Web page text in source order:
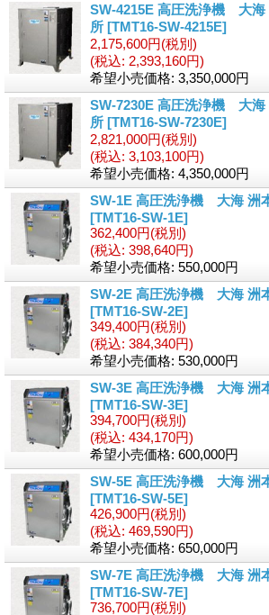
SW-4215E 高圧洗浄機 大海
所 [TMT16-SW-4215E]
2,175,600円(税別)
(税込: 2,393,160円)
希望小売価格: 3,350,000円
SW-7230E 高圧洗浄機 大海
所 [TMT16-SW-7230E]
2,821,000円(税別)
(税込: 3,103,100円)
希望小売価格: 4,350,000円
SW-1E 高圧洗浄機 大海 洲
[TMT16-SW-1E]
362,400円(税別)
(税込: 398,640円)
希望小売価格: 550,000円
SW-2E 高圧洗浄機 大海 洲
[TMT16-SW-2E]
349,400円(税別)
(税込: 384,340円)
希望小売価格: 530,000円
SW-3E 高圧洗浄機 大海 洲
[TMT16-SW-3E]
394,700円(税別)
(税込: 434,170円)
希望小売価格: 600,000円
SW-5E 高圧洗浄機 大海 洲
[TMT16-SW-5E]
426,900円(税別)
(税込: 469,590円)
希望小売価格: 650,000円
SW-7E 高圧洗浄機 大海 洲
[TMT16-SW-7E]
736,700円(税別)